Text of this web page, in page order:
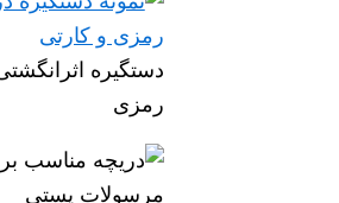
دستگیره
رمزی